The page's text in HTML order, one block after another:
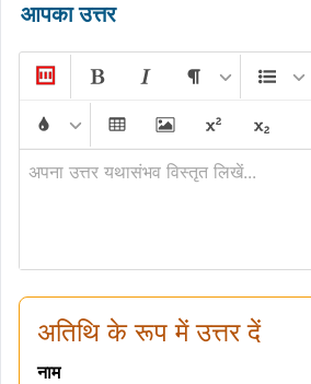
आपका उत्तर
अपना उत्तर यथासंभव विस्तृत लिखें...
अतिथि के रूप में उत्तर दें
नाम